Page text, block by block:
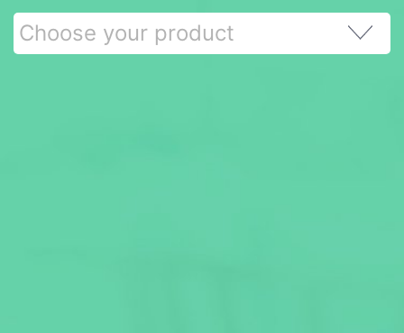
Choose your product